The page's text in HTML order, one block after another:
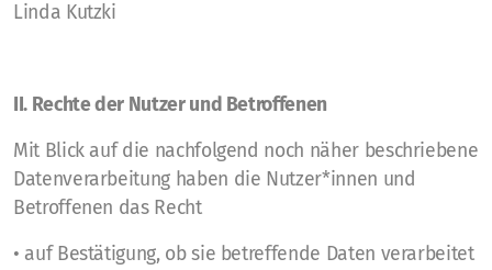
Linda Kutzki
II. Rechte der Nutzer und Betroffenen
Mit Blick auf die nachfolgend noch näher beschriebene
Datenverarbeitung haben die Nutzer*innen und
Betroffenen das Recht
• auf Bestätigung, ob sie betreffende Daten verarbeitet